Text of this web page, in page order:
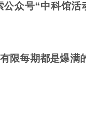
号“中科馆活
限每期都是爆满